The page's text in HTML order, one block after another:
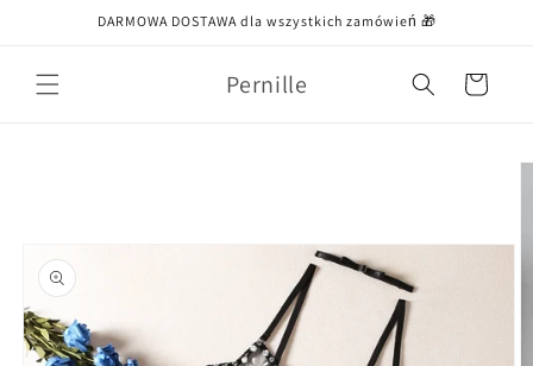
DARMOWA DOSTAWA dla wszystkich zamówień 🎁
Pernille Koszyk